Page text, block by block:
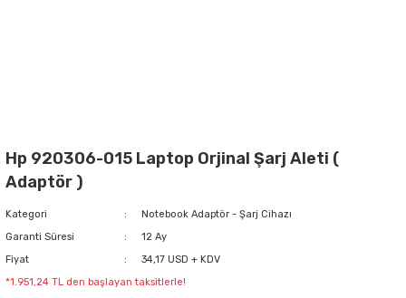
Hp 920306-015 Laptop Orjinal Şarj Aleti (
Adaptör )
Kategori
Notebook Adaptör - Şarj Cihazı
Garanti Süresi
12 Ay
Fiyat
34,17 USD + KDV
*1.951,24 TL den başlayan taksitlerle!